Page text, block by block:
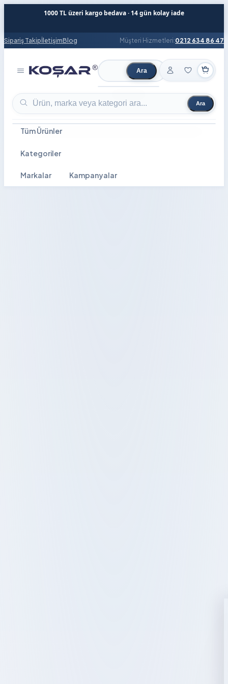
1000 TL üzeri kargo bedava · 14 gün kolay iade
Sipariş TakipİletişimBlog Müşteri Hizmetleri:0212 634 86 47
Ürün ara Ara
Ürün ara Ara
Tüm Ürünler
Kategoriler
Markalar Kampanyalar